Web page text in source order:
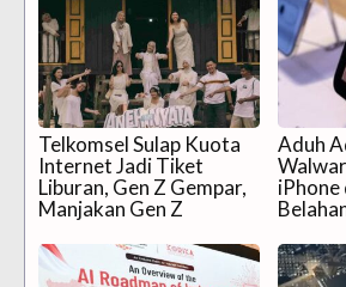
Telkomsel Sulap Kuota
Internet Jadi Tiket
Liburan, Gen Z Gempar,
Manjakan Gen Z
Aduh
iPhone